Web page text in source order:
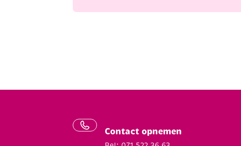
Contact opnemen